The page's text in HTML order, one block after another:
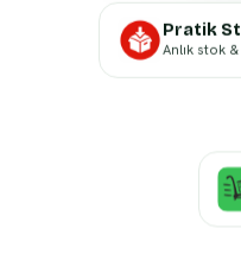
Pratik
Anlık stok